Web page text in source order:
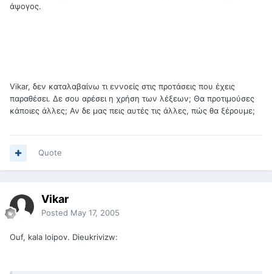
άψογος.
Vikar, δεν καταλαβαίνω τι εννοείς στις προτάσεις που έχεις
παραθέσει. Δε σου αρέσει η χρήση των λέξεων; Θα προτιμούσες
κάποιες άλλες; Αν δε μας πεις αυτές τις άλλες, πώς θα ξέρουμε;
Quote
Vikar
Posted May 17, 2005
Ouf, kala loipov. Dieukrivizw: